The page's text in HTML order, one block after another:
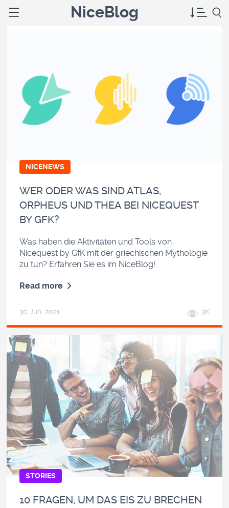
NiceBlog
NICENEWS
WER ODER WAS SIND ATLAS,
ORPHEUS UND THEA BEI NICEQUEST
BY GFK?
Was haben die Aktivitäten und Tools von
Nicequest by GfK mit der griechischen Mythologie
zu tun? Erfahren Sie es im NiceBlog!
Read more
30 Jun, 2021 3K
STORIES
10 FRAGEN, UM DAS EIS ZU BRECHEN